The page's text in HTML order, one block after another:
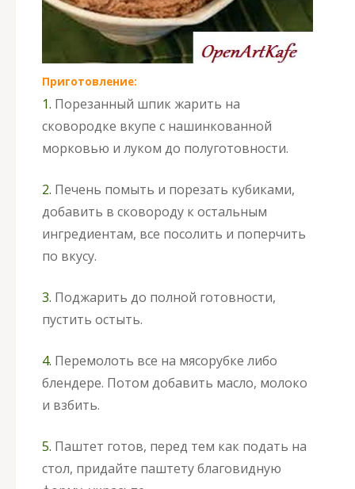
Приготовление:
1. Порезанный шпик жарить на
сковородке вкупе с нашинкованной
морковью и луком до полуготовности.
2. Печень помыть и порезать кубиками,
добавить в сковороду к остальным
ингредиентам, все посолить и поперчить
по вкусу.
3. Поджарить до полной готовности,
пустить остыть.
4. Перемолоть все на мясорубке либо
блендере. Потом добавить масло, молоко
и взбить.
5. Паштет готов, перед тем как подать на
стол, придайте паштету благовидную